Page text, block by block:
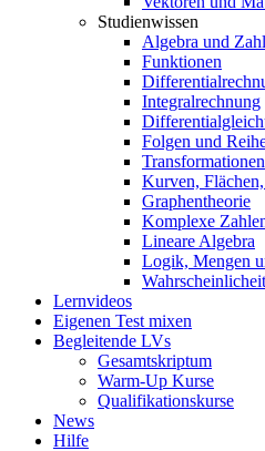
Studienwissen
Algebra und
Funktionen
Integralrechnung
Folgen und
Transformationen
Kurven,
Graphentheorie
Komplexe
Lineare Algebra
Logik, Mengen
Lernvideos
Eigenen Test mixen
Begleitende LVs
Gesamtskriptum
Warm-Up Kurse
Qualifikationskurse
News
Hilfe